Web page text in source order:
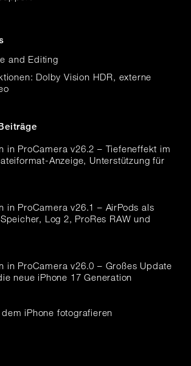
and Editing
Dolby Vision HDR, externe
in ProCamera v26.2 – Tiefeneffekt im
Anzeige, Unterstützung für
in ProCamera v26.1 – AirPods als
Log 2, ProRes RAW und
in ProCamera v26.0 – Großes Update
neue iPhone 17 Generation
iPhone fotografieren